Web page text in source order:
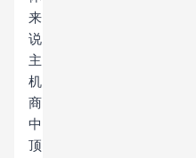
来
说
主
机
商
中
顶